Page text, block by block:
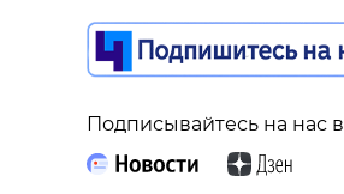
Подписывайтесь на нас в